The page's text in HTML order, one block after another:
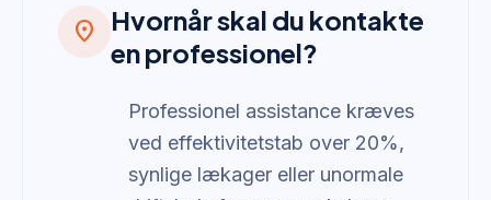
location_on
Hvornår skal du kontakte
en professionel?
Professionel assistance kræves
ved effektivitetstab over 20%,
synlige lækager eller unormale